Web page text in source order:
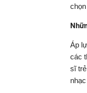
Áp
các
sĩ